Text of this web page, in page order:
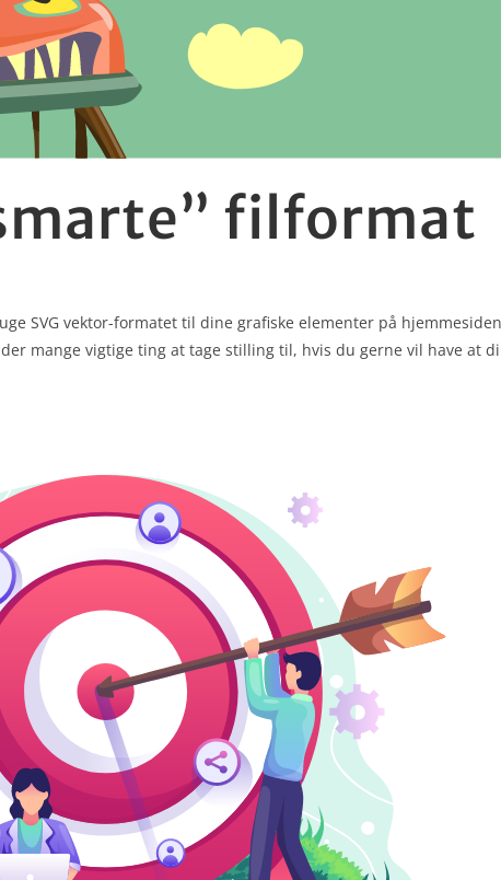
filformat
SVG vektor-formatet til dine grafiske elementer på
mange vigtige ting at tage stilling til, hvis du gerne vil have at